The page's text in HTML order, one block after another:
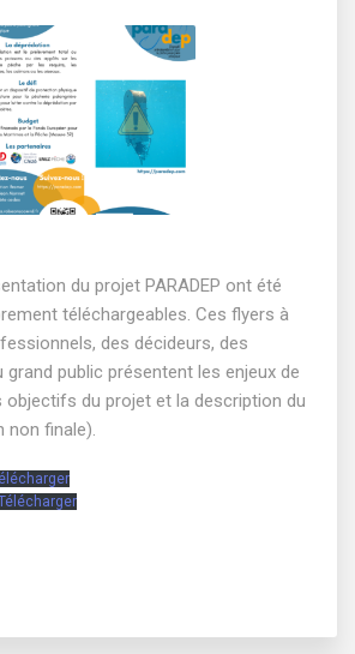
du projet PARADEP ont été
téléchargeables. Ces flyers à
des décideurs, des
public présentent les enjeux de
objectifs du projet et la description du
non finale).